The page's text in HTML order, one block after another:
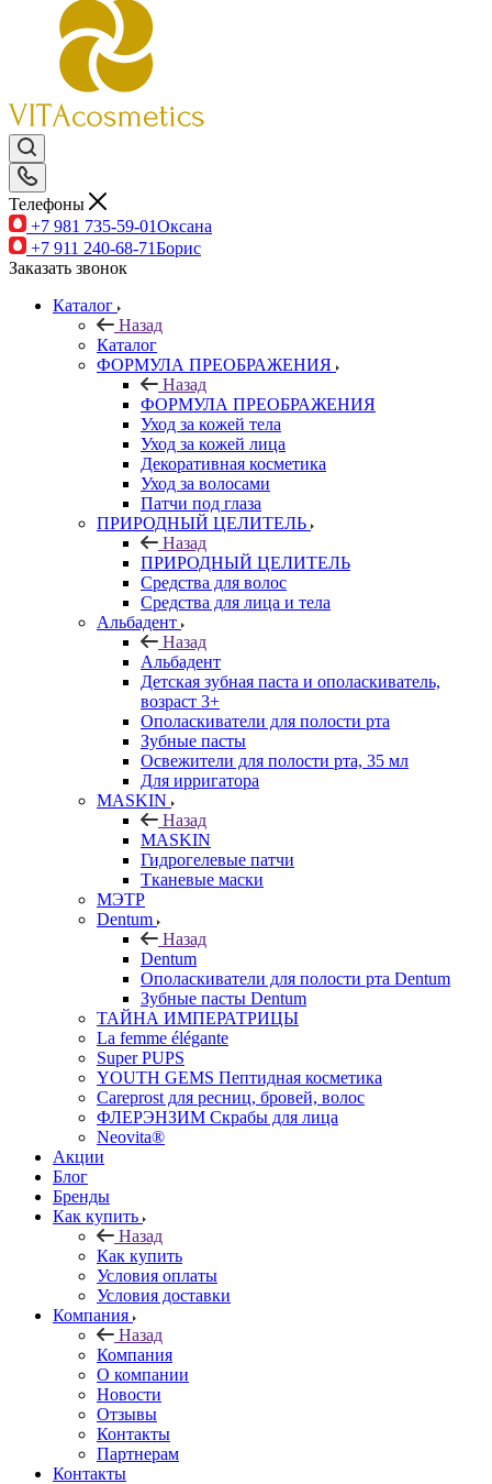
Телефоны
+7 981 735-59-01Оксана
+7 911 240-68-71Борис
Заказать звонок
Каталог
Назад
Каталог
ФОРМУЛА ПРЕОБРАЖЕНИЯ
Назад
ФОРМУЛА ПРЕОБРАЖЕНИЯ
Уход за кожей тела
Уход за кожей лица
Декоративная косметика
Уход за волосами
Патчи под глаза
ПРИРОДНЫЙ ЦЕЛИТЕЛЬ
Назад
ПРИРОДНЫЙ ЦЕЛИТЕЛЬ
Средства для волос
Средства для лица и тела
Альбадент
Назад
Альбадент
Детская зубная паста и ополаскиватель,
возраст 3+
Ополаскиватели для полости рта
Зубные пасты
Освежители для полости рта, 35 мл
Для ирригатора
MASKIN
Назад
MASKIN
Гидрогелевые патчи
Тканевые маски
МЭТР
Dentum
Назад
Dentum
Ополаскиватели для полости рта Dentum
Зубные пасты Dentum
ТАЙНА ИМПЕРАТРИЦЫ
La femme élégante
Super PUPS
YOUTH GEMS Пептидная косметика
Careprost для ресниц, бровей, волос
ФЛЕРЭНЗИМ Скрабы для лица
Neovita®
Акции
Блог
Бренды
Как купить
Назад
Как купить
Условия оплаты
Условия доставки
Компания
Назад
Компания
О компании
Новости
Отзывы
Контакты
Партнерам
Контакты